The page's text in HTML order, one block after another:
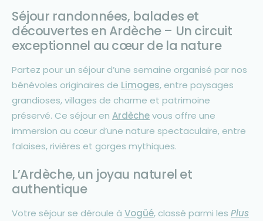
Séjour randonnées, balades et
découvertes en Ardèche – Un circuit
exceptionnel au cœur de la nature
Partez pour un séjour d’une semaine organisé par nos
bénévoles originaires de Limoges, entre paysages
grandioses, villages de charme et patrimoine
préservé. Ce séjour en Ardèchevous offre une
immersion au cœur d’une nature spectaculaire, entre
falaises, rivières et gorges mythiques.
L’Ardèche, un joyau naturel et
authentique
Votre séjour se déroule à Vogüé, classé parmi les Plus